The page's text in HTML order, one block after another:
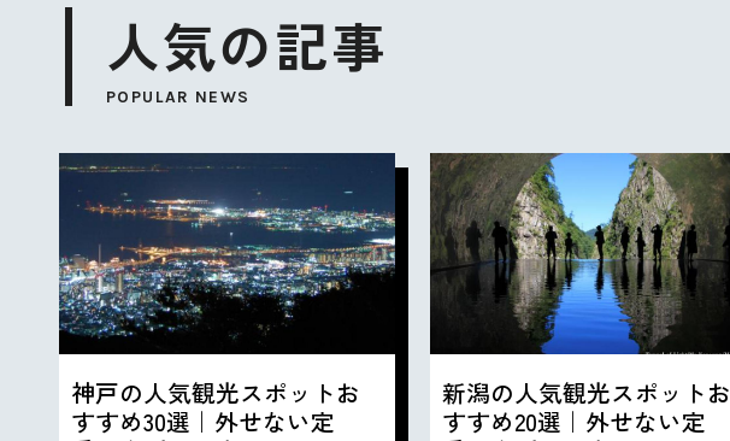
人気の記事
POPULAR NEWS
神戸の人気観光スポットお
すすめ30選｜外せない定
新潟の人気観光スポットお
すすめ20選｜外せない定